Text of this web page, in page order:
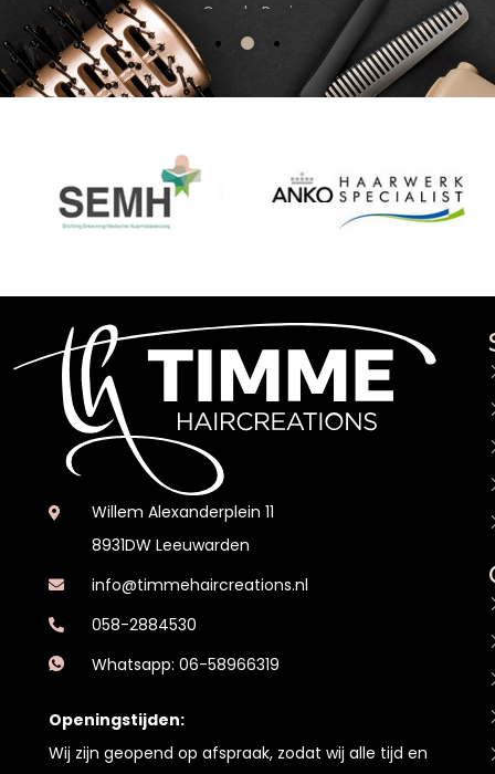
Google Reviews
Willem Alexanderplein 11
8931DW Leeuwarden
info@timmehaircreations.nl
058-2884530
Whatsapp: 06-58966319
Openingstijden:
Wij zijn geopend op afspraak, zodat wij alle tijd en